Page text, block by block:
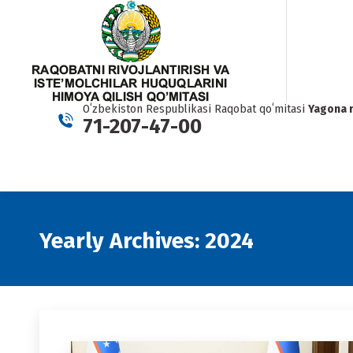
Oʻzbekiston Respublikasi Raqobat qoʻmitasi Yagona
71-207-47-00
Yearly Archives: 2024